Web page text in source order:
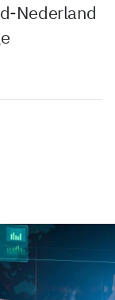
Nederland